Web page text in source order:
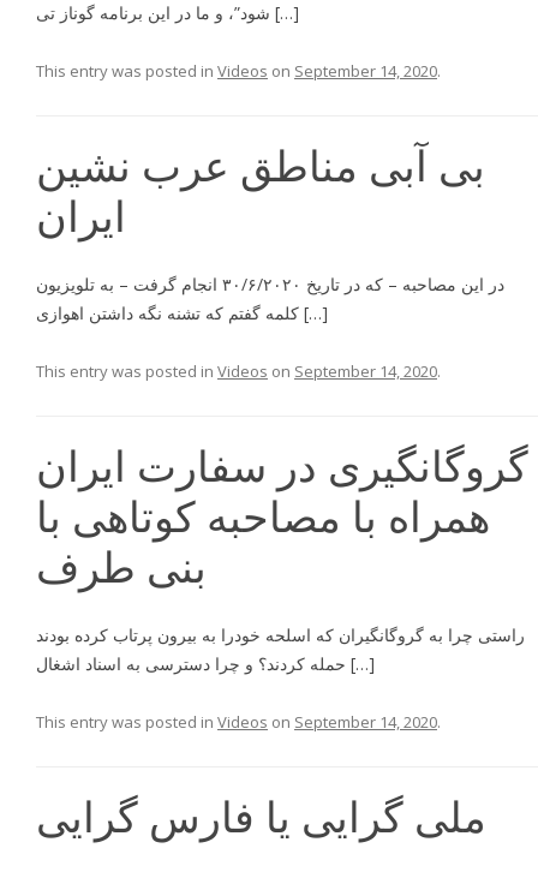
شود”، و ما در اين برنامه گوناز تى […]
This entry was posted in Videos on September 14, 2020.
بی آبی مناطق عرب نشین
ایران
در اين مصاحبه – که در تاریخ ۳۰/۶/۲۰۲۰ انجام گرفت – به تلويزيون
كلمه گفتم كه تشنه نگه داشتن اهوازى […]
This entry was posted in Videos on September 14, 2020.
گروگانگیری در سفارت ایران
همراه با مصاحبه کوتاهی با
بنی طرف
راستى چرا به گروگانگيران كه اسلحه خودرا به بيرون پرتاب كرده بودند
حمله كردند؟ و چرا دسترسى به اسناد اشغال […]
This entry was posted in Videos on September 14, 2020.
ملى گرایی یا فارس گرایی